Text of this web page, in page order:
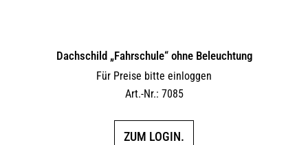
Dachschild „Fahrschule“ ohne Beleuchtung
Für Preise bitte einloggen
Art.-Nr.: 7085
ZUM LOGIN.